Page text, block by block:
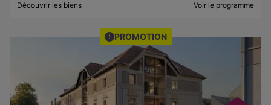
Découvrir les biens Voir le programme
PROMOTION